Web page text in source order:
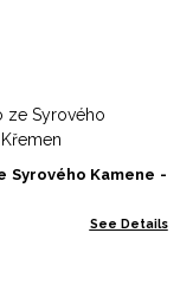
Syrového Kamene -
See Details